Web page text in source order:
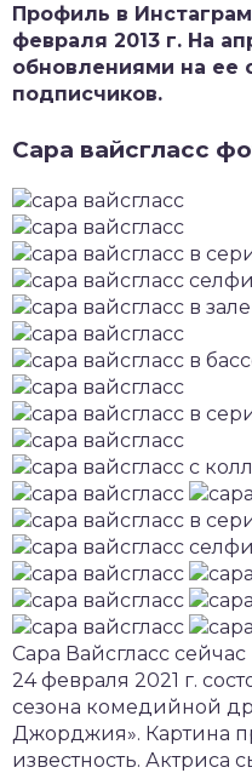
Профиль в
февраля 2013 г. На
обновлениями на ее
подписчиков.
Сара вайсгласс
Сара Вайсгласс сейчас
24 февраля 2021 г.
сезона комедийной
Джорджия». Картина
известность. Актриса